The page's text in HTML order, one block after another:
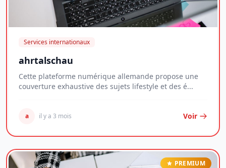
Services internationaux
ahrtalschau
Cette plateforme numérique allemande propose une
couverture exhaustive des sujets lifestyle et des é...
a il y a 3 mois Voir
PREMIUM